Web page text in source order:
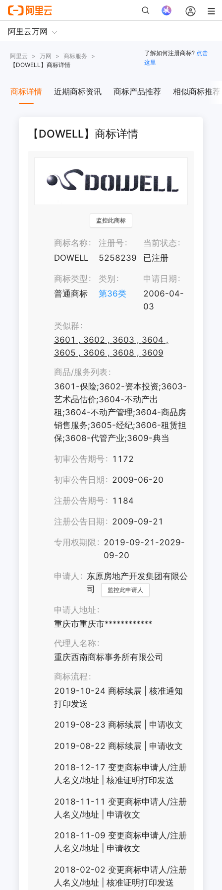
阿里云 > 万网 > 商标服务
>
【DOWELL】商标详情
了解如何注册商标? 点击
这里
商标详情 近期商标资讯 商标产品推荐 相似商标推荐
【DOWELL】商标详情
监控此商标
商标名称
DOWELL
注册号
5258239
当前状态
已注册
商标类型
普通商标
类别
第36类
申请日期
2006-04-
03
类似群
3601 , 3602 , 3603 , 3604 ,
3605 , 3606 , 3608 , 3609
商品/服务列表
3601-保险;3602-资本投资;3603-
艺术品估价;3604-不动产出
租;3604-不动产管理;3604-商品房
销售服务;3605-经纪;3606-租赁担
保;3608-代管产业;3609-典当
初审公告期号 1172
初审公告日期 2009-06-20
注册公告期号 1184
注册公告日期 2009-09-21
专用权期限
2019-09-21-2029-
09-20
申请人
东原房地产开发集团有限公
司
监控此申请人
申请人地址
重庆市重庆市************
代理人名称
重庆西南商标事务所有限公司
商标流程
2019-10-24 商标续展
核准通知
打印发送
2019-08-23 商标续展 申请收文
2019-08-22 商标续展 申请收文
2018-12-17 变更商标申请人/注册
人名义/地址
核准证明打印发送
2018-11-11 变更商标申请人/注册
人名义/地址
申请收文
2018-11-09 变更商标申请人/注册
人名义/地址
申请收文
2018-02-02 变更商标申请人/注册
人名义/地址
核准证明打印发送